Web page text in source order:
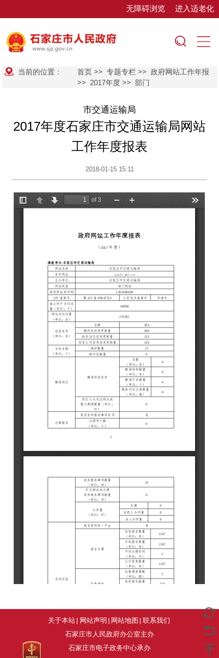
无障碍浏览 进入适老化
当前的位置： 首页 >>专题专栏 >>政府网站工作年报
>> 2017年度 >>部门
市交通运输局
2017年度石家庄市交通运输局网站
工作年度报表
2018-01-15 15:11
关于本站| 网站声明 | 网站地图 | 联系我们
石家庄市人民政府办公室主办
石家庄市电子政务中心承办